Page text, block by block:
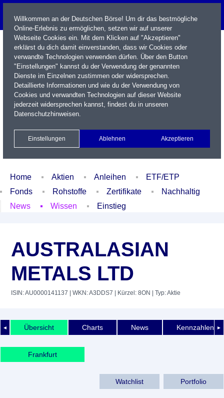
Name / WKN / ISIN / Kürzel
Xetra Realtime
Watchlist Portfolio Login
Home Aktien Anleihen
ETF/ETP
Fonds
Rohstoffe Zertifikate
Nachhaltig
News
Wissen Einstieg
AUSTRALASIAN
METALS LTD
ISIN: AU0000141137 | WKN: A3DDS7 | Kürzel: 8ON | Typ: Aktie
◄ ►
Übersicht Charts News Kennzahlen
Frankfurt
Watchlist Portfolio
Willkommen an der Deutschen Börse! Um dir das bestmögliche
Online-Erlebnis zu ermöglichen, setzen wir auf unserer
Webseite Cookies ein. Mit dem Klicken auf "Akzeptieren"
erklärst du dich damit einverstanden, dass wir Cookies oder
verwandte Technologien verwenden dürfen. Über den Button
"Einstellungen" kannst du der Verwendung der genannten
Dienste im Einzelnen zustimmen oder widersprechen.
Detaillierte Informationen und wie du der Verwendung von
Cookies und verwandten Technologien auf dieser Website
jederzeit widersprechen kannst, findest du in unseren
Datenschutzhinweisen.
Einstellungen Ablehnen Akzeptieren